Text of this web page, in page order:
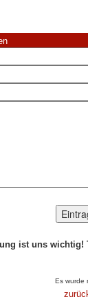
ist uns
Es wurde